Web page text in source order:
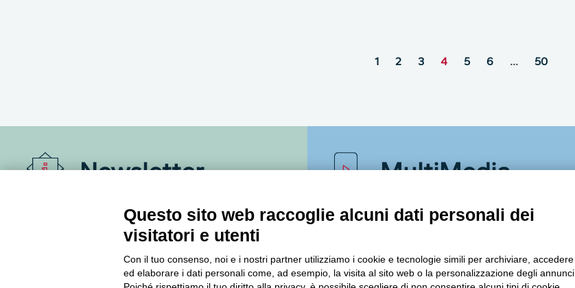
1 2 3 4 5 6 … 50
Newsletter
Accedi o iscriviti alla nostra Newsletter Legacoop
Informazioni per restare sempre aggiornati sul
mondo della cooperazione.
MultiMedia
Questo sito web raccoglie alcuni dati personali dei
visitatori e utenti
Con il tuo consenso, noi e i nostri partner utilizziamo i cookie e tecnologie simili per archiviare, accedere
ed elaborare i dati personali come, ad esempio, la visita al sito web o la personalizzazione degli annunci.